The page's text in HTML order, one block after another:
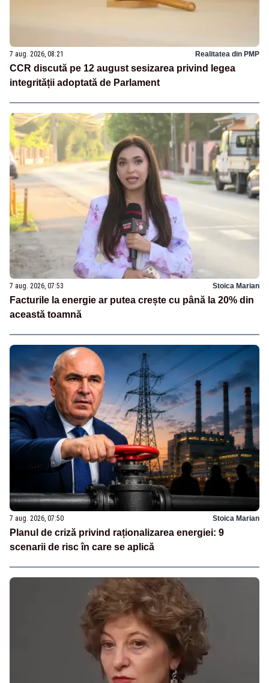
7 aug. 2026, 08:21 Realitatea din PMP
CCR discută pe 12 august sesizarea privind legea
integrității adoptată de Parlament
7 aug. 2026, 07:53 Stoica Marian
Facturile la energie ar putea crește cu până la 20% din
această toamnă
7 aug. 2026, 07:50 Stoica Marian
Planul de criză privind raționalizarea energiei: 9
scenarii de risc în care se aplică